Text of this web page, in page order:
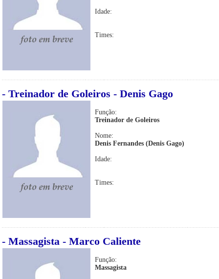
Idade:
Times:
- Treinador de Goleiros - Denis Gago
Função:
Treinador de Goleiros
Nome:
Denis Fernandes (Denis Gago)
Idade:
Times:
- Massagista - Marco Caliente
Função:
Massagista